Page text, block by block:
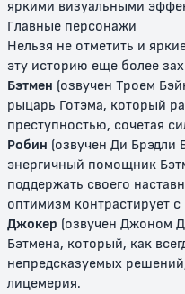
Lego Звездные войны:
Падаванская угроза
6+
яркими визуальными
Главные персонажи
Нельзя не отметить и
эту историю еще более
Бэтмен (озвучен Троем
рыцарь Готэма, который
преступностью, сочетая
Робин (озвучен Ди
энергичный помощник
поддержать своего
оптимизм контрастирует
Джокер (озвучен Джоном
Бэтмена, который, как
непредсказуемых
лицемерия.